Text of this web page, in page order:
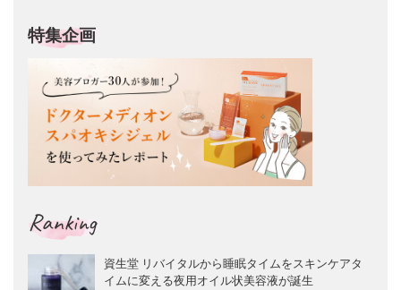
特集企画
Ranking
資生堂 リバイタルから睡眠タイムをスキンケアタ
イムに変える夜用オイル状美容液が誕生